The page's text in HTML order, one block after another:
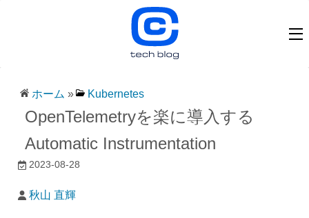
ホーム » Kubernetes
OpenTelemetryを楽に導入する
Automatic Instrumentation
2023-08-28
秋山 直輝